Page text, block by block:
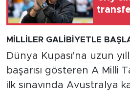
MİLLİLER GALİBİYETLE
Dünya Kupası'na uzun
başarısı gösteren A Milli
ilk sınavında Avustralya